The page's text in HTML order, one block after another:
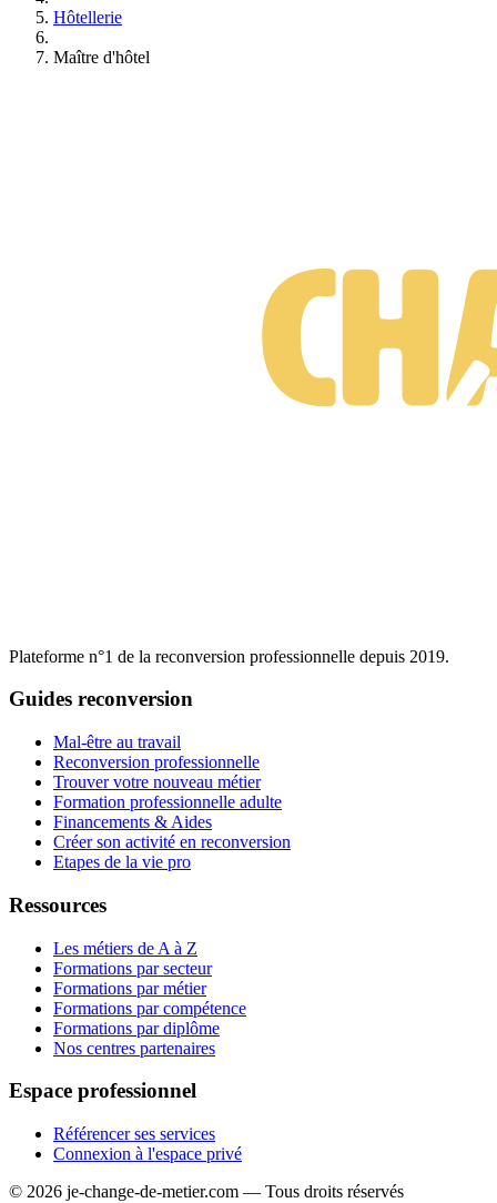
Hôtellerie
Maître d'hôtel
Plateforme n°1 de la reconversion professionnelle depuis 2019.
Guides reconversion
Mal-être au travail
Reconversion professionnelle
Trouver votre nouveau métier
Formation professionnelle adulte
Financements & Aides
Créer son activité en reconversion
Etapes de la vie pro
Ressources
Les métiers de A à Z
Formations par secteur
Formations par métier
Formations par compétence
Formations par diplôme
Nos centres partenaires
Espace professionnel
Référencer ses services
Connexion à l'espace privé
© 2026 je-change-de-metier.com — Tous droits réservés